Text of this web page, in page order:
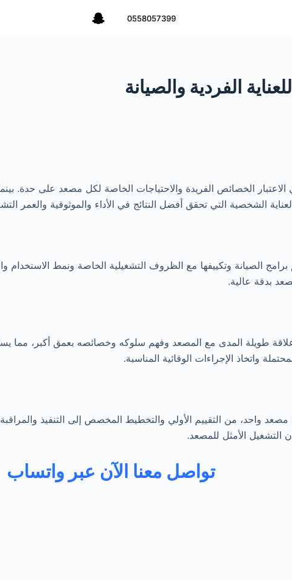
0558057399
الفردية والصيانة
الخصائص الفريدة والاحتياجات الخاصة لكل مصعد على حدة.
التي تحقق أفضل النتائج في الأداء والموثوقية والعمر
الصيانة وتكييفها مع الظروف التشغيلية الخاصة ونمط
بدقة عالية.
طويلة المدى مع المصعد وفهم سلوكه وخصائصه بعمق أكبر، مما
واتخاذ الإجراءات الوقائية المناسبة.
واحد، من التقييم الأولي والتخطيط المخصص إلى التنفيذ
التشغيل الأمثل للمصعد.
تواصل معنا الآن عبر واتساب